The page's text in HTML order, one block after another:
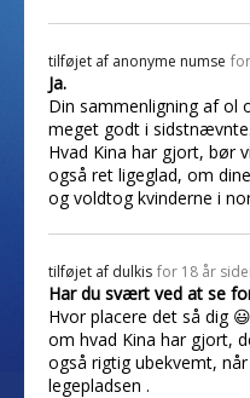
tilføjet af anonyme numse
Ja.
Din sammenligning af ol
meget godt i sidstnævnte.
Hvad Kina har gjort, bør
også ret ligeglad, om
og voldtog kvinderne i
tilføjet af dulkis for 18 år
Har du svært ved at se
Hvor placere det så dig
om hvad Kina har gjort,
også rigtig ubekvemt,
legepladsen .